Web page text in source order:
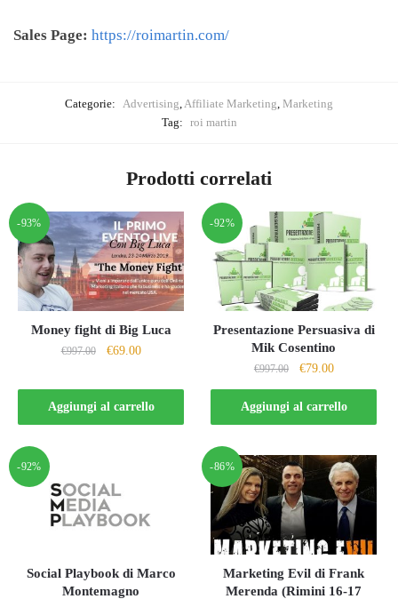
Sales Page: https://roimartin.com/
Categorie: Advertising Affiliate Marketing Marketing
Tag: roi martin
Prodotti correlati
-93%
Money fight di Big Luca
€997.00
Il
originale
era:
€997.00.
€69.00Il
attuale
è:
€69.00.
Aggiungi al carrello
-92%
Presentazione Persuasiva di
Mik Cosentino
€997.00
Il
prezzo
originale
era:
€79.00Il
prezzo
attuale
è:
Aggiungi al carrello
-92%
Social Playbook di Marco
Montemagno
-86%
Marketing Evil di Frank
Merenda (Rimini 16-17